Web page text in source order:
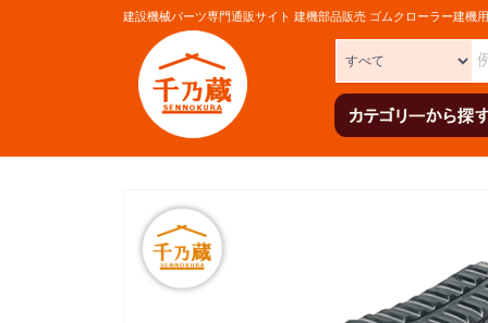
建設機械パーツ専門通販サイト 建機部品販売 ゴムクローラー建機用